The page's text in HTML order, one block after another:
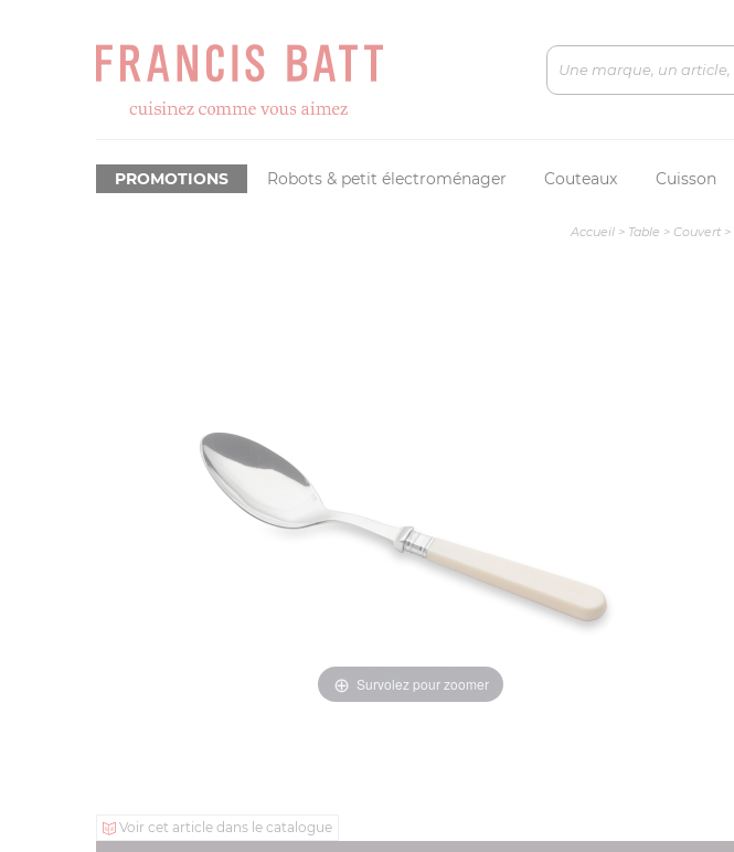
Robots & petit électroménager Couteaux Cuisson
PROMOTIONS
Accueil > Table > Couvert >
Survolez pour zoomer
Voir cet article dans le catalogue